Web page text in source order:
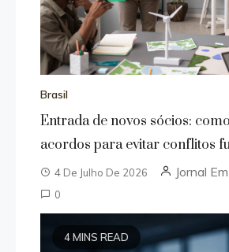
Brasil
Entrada de novos sócios:
acordos para evitar conflitos
4 De Julho De 2026 Jornal
0
4 MINS READ